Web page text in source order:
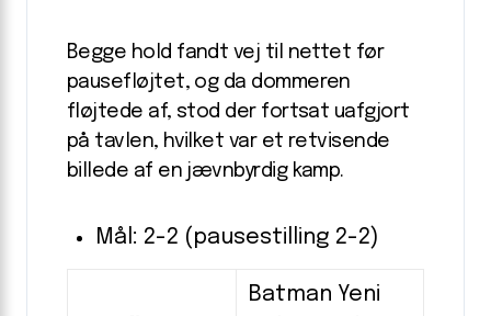
Begge hold fandt vej til nettet før
pausefløjtet, og da dommeren
fløjtede af, stod der fortsat uafgjort
på tavlen, hvilket var et retvisende
billede af en jævnbyrdig kamp.
Mål: 2-2 (pausestilling 2-2)
Batman Yeni